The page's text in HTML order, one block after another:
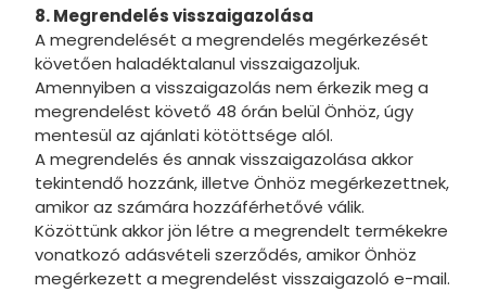
8. Megrendelés visszaigazolása
A megrendelését a megrendelés megérkezését
követően haladéktalanul visszaigazoljuk.
Amennyiben a visszaigazolás nem érkezik meg a
megrendelést követő 48 órán belül Önhöz, úgy
mentesül az ajánlati kötöttsége alól.
A megrendelés és annak visszaigazolása akkor
tekintendő hozzánk, illetve Önhöz megérkezettnek,
amikor az számára hozzáférhetővé válik.
Közöttünk akkor jön létre a megrendelt termékekre
vonatkozó adásvételi szerződés, amikor Önhöz
megérkezett a megrendelést visszaigazoló e-mail.